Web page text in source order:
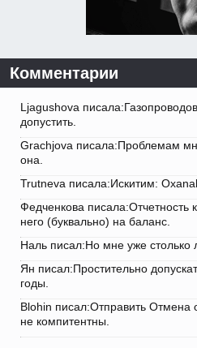
Комментарии
Ljagushova
допустить.
Grachjova писала:Проблемам
она.
Trutneva писала:Искитим:
Федченкова писала:Отчетность
него (буквально) на баланс.
Наль писал:Но мне уже столько
Ян писал:Простительно
годы.
Blohin писал:Отправить Отмена
не компитентны.